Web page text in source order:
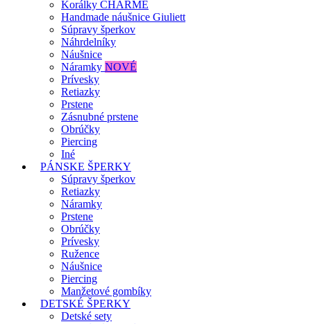
Korálky CHARMÉ
Handmade náušnice Giuliett
Súpravy šperkov
Náhrdelníky
Náušnice
Náramky NOVÉ
Prívesky
Retiazky
Prstene
Zásnubné prstene
Obrúčky
Piercing
Iné
PÁNSKE ŠPERKY
Súpravy šperkov
Retiazky
Náramky
Prstene
Obrúčky
Prívesky
Ružence
Náušnice
Piercing
Manžetové gombíky
DETSKÉ ŠPERKY
Detské sety